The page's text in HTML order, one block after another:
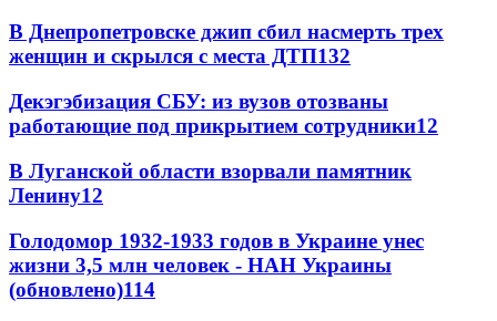
В Днепропетровске джип сбил насмерть трех
женщин и скрылся с места ДТП132
Декэгэбизация СБУ: из вузов отозваны
работающие под прикрытием сотрудники12
В Луганской области взорвали памятник
Ленину12
Голодомор 1932-1933 годов в Украине унес
жизни 3,5 млн человек - НАН Украины
(обновлено)114